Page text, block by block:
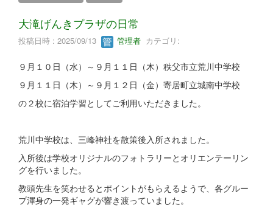
大滝げんきプラザの日常
投稿日時 : 2025/09/13 管理者 カテゴリ:
９月１０日（水）～９月１１日（木）秩父市立荒川中学校
９月１１日（木）～９月１２日（金）寄居町立城南中学校
の２校に宿泊学習としてご利用いただきました。
荒川中学校は、三峰神社を散策後入所されました。
入所後は学校オリジナルのフォトラリーとオリエンテーリン
グを行いました。
教頭先生を笑わせるとポイントがもらえるようで、各グルー
プ渾身の一発ギャグが響き渡っていました。